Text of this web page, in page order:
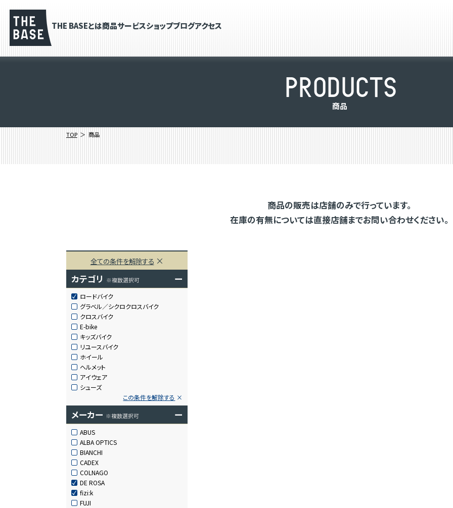
THE BASEとは商品サービスショップブログアクセス
PRODUCTS
商品
TOP 商品
商品の販売は店舗のみで行っています。
在庫の有無については直接店舗までお問い合わせください。
全ての条件を解除する
カテゴリ ※複数選択可 ー
ロードバイク
グラベル／シクロクロスバイク
クロスバイク
E-bike
キッズバイク
リユースバイク
ホイール
ヘルメット
アイウェア
シューズ
この条件を解除する
メーカー ※複数選択可 ー
ABUS
ALBA OPTICS
BIANCHI
CADEX
COLNAGO
DE ROSA
fizi:k
FUJI